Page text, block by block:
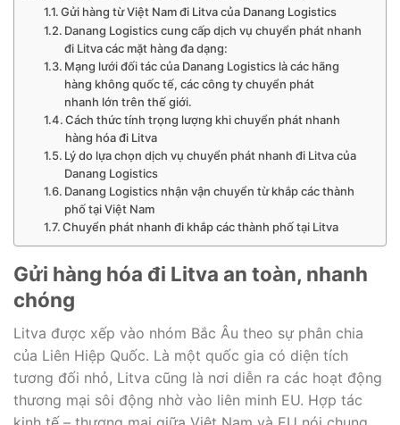
Gửi hàng từ Việt Nam đi Litva của Danang Logistics
Danang Logistics cung cấp dịch vụ chuyển phát nhanh
đi Litva các mặt hàng đa dạng:
Mạng lưới đối tác của Danang Logistics là các hãng
hàng không quốc tế, các công ty chuyển phát
nhanh lớn trên thế giới.
Cách thức tính trọng lượng khi chuyển phát nhanh
hàng hóa đi Litva
Lý do lựa chọn dịch vụ chuyển phát nhanh đi Litva của
Danang Logistics
Danang Logistics nhận vận chuyển từ khắp các thành
phố tại Việt Nam
Chuyển phát nhanh đi khắp các thành phố tại Litva
Gửi hàng hóa đi Litva an toàn, nhanh
chóng
Litva được xếp vào nhóm Bắc Âu theo sự phân chia
của Liên Hiệp Quốc. Là một quốc gia có diện tích
tương đối nhỏ, Litva cũng là nơi diễn ra các hoạt động
thương mại sôi động nhờ vào liên minh EU. Hợp tác